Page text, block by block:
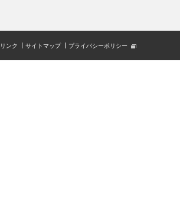
ンク サイトマップ プライバシーポリシー